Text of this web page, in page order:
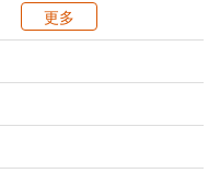
更多